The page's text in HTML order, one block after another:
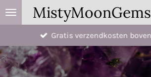
Ga
direct
de
hoofdinhoud
Gratis verzendkosten